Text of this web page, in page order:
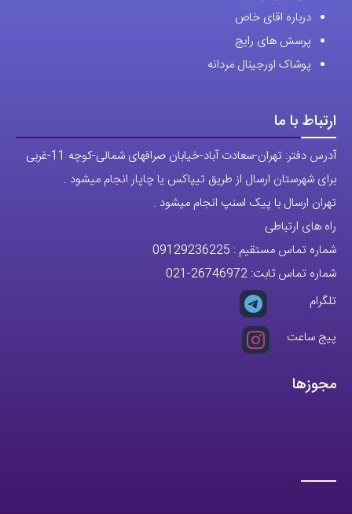
نحوه ارسال سفارشات
شرایط و قوانین
درباره اقای خاص
پوشاک اورجینال مردانه
ارتباط با ما
آدرس دفتر: تهران-سعادت آباد-خیابان صرافهای شمالی-کوچه 11-غربی
برای شهرستان ارسال از طریق تیپاکس یا چاپار انجام میشود .
تهران ارسال با پیک اسنپ انجام میشود .
راه های ارتباطی
شماره تماس مستقیم :
شماره تماس ثابت:26746972
پیج ساعت